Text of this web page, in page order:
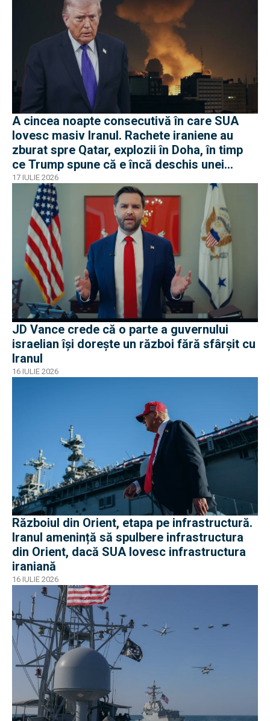
A cincea noapte consecutivă în care SUA
lovesc masiv Iranul. Rachete iraniene au
zburat spre Qatar, explozii în Doha, în timp
ce Trump spune că e încă deschis unei
soluții diplomatice
17 IULIE 2026
JD Vance crede că o parte a guvernului
israelian își dorește un război fără sfârșit cu
Iranul
16 IULIE 2026
Războiul din Orient, etapa pe infrastructură.
Iranul amenință să spulbere infrastructura
din Orient, dacă SUA lovesc infrastructura
iraniană
16 IULIE 2026